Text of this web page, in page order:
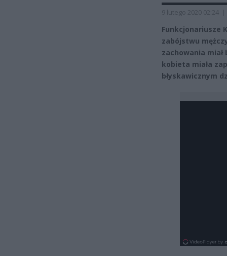
9 lutego 2020 02:24 |
Funkcjonariusze
zabójstwu
zachowania
kobieta miała
błyskawicznym